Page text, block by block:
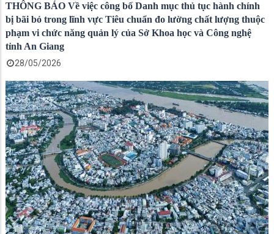
THÔNG BÁO Về việc công bố Danh mục thủ tục hành chính
bị bãi bỏ trong lĩnh vực Tiêu chuẩn đo lường chất lượng thuộc
phạm vi chức năng quản lý của Sở Khoa học và Công nghệ
tỉnh An Giang
28/05/2026